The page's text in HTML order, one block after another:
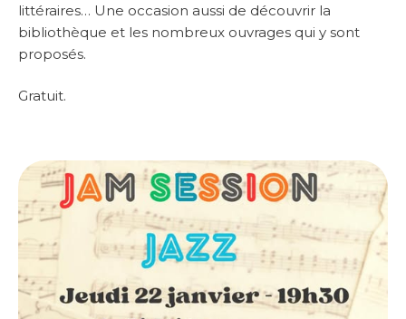
littéraires… Une occasion aussi de découvrir la
bibliothèque et les nombreux ouvrages qui y sont
proposés.
Gratuit.